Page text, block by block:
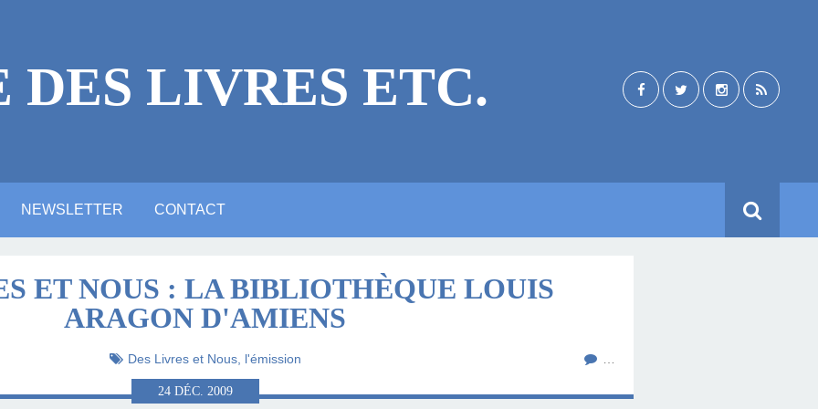
DES LIVRES ETC.
LITTÉRAIRE
NEWSLETTER CONTACT
ET NOUS : LA BIBLIOTHÈQUE LOUIS
ARAGON D'AMIENS
Des Livres et Nous, l'émission …
24 DÉC. 2009